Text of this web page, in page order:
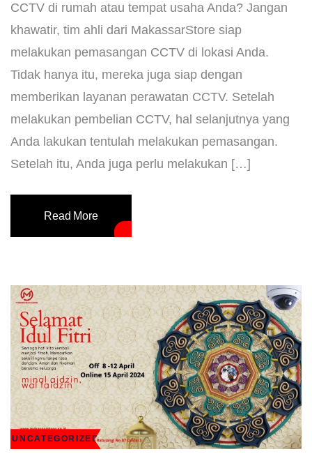
CCTV di rumah atau tempat usaha Anda? Jangan
khawatir, tim ahli dari MakassarStore siap
melakukan pemasangan CCTV di lokasi Anda.
Tidak hanya itu, mereka juga siap dengan
memberikan layanan perawatan CCTV. Setelah
melakukan pembelian CCTV, hal selanjutnya yang
Anda lakukan tentulah melakukan pemasangan.
Setelah itu, Anda juga perlu melakukan […]
Read More
UNCATEGORIZED